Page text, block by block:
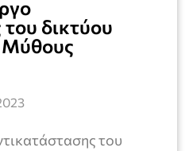
δικτύου
Μύθους
του